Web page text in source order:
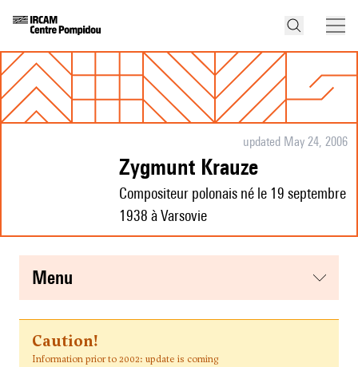
updated May 24, 2006
Zygmunt Krauze
Compositeur polonais né le 19 septembre
1938 à Varsovie
menu
Caution!
Information prior to 2002: update is coming